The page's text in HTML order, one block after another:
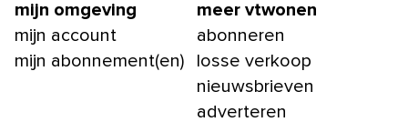
mijn omgeving
mijn account
mijn abonnement(en)
meer vtwonen
abonneren
losse verkoop
nieuwsbrieven
adverteren